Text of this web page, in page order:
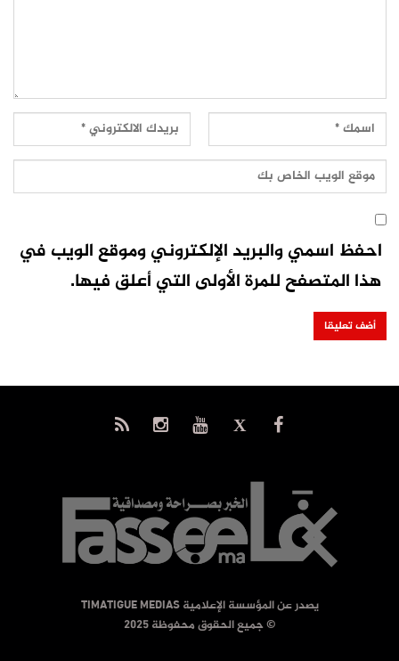
احفظ اسمي والبريد الإلكتروني وموقع الويب في
هذا المتصفح للمرة الأولى التي أعلق فيها.
يصدر عن المؤسسة الإعلامية TIMATIGUE MEDIAS
© جميع الحقوق محفوظة 2025